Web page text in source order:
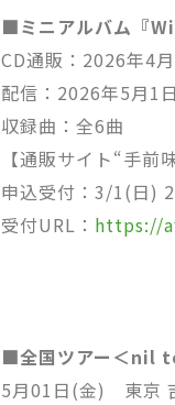
■ミニアルバム『
CD通販：2026年4
配信：2026年5月1
収録曲：全6曲
【通販サイト“手前
申込受付：3/1(日)
受付URL： https://
■全国ツアー＜nil
5月01日(金) 東京